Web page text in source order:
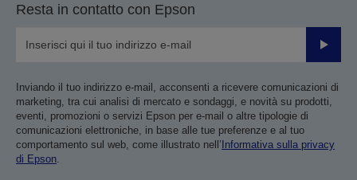
Resta in contatto con Epson
Invia
Inviando il tuo indirizzo e-mail, acconsenti a ricevere comunicazioni di
marketing, tra cui analisi di mercato e sondaggi, e novità su prodotti,
eventi, promozioni o servizi Epson per e-mail o altre tipologie di
comunicazioni elettroniche, in base alle tue preferenze e al tuo
comportamento sul web, come illustrato nell’ Informativa sulla privacy
di Epson